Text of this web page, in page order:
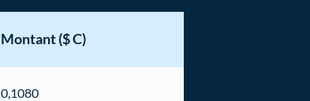
Montant ($ C)
0,1080